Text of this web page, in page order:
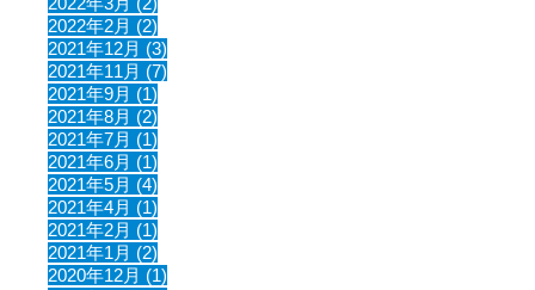
2022年2月 (2)
2021年12月 (3)
2021年11月 (7)
2021年9月 (1)
2021年8月 (2)
2021年7月 (1)
2021年6月 (1)
2021年5月 (4)
2021年4月 (1)
2021年2月 (1)
2021年1月 (2)
2020年12月 (1)